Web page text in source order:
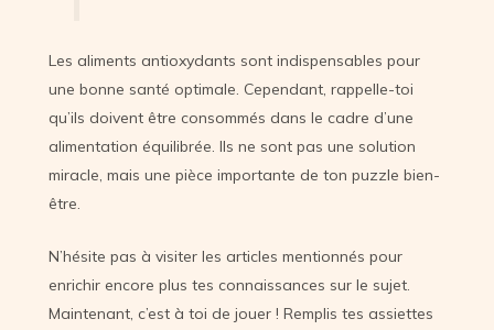
Les aliments antioxydants sont indispensables pour
une bonne santé optimale. Cependant, rappelle-toi
qu’ils doivent être consommés dans le cadre d’une
alimentation équilibrée. Ils ne sont pas une solution
miracle, mais une pièce importante de ton puzzle bien-
être.
N’hésite pas à visiter les articles mentionnés pour
enrichir encore plus tes connaissances sur le sujet.
Maintenant, c’est à toi de jouer ! Remplis tes assiettes